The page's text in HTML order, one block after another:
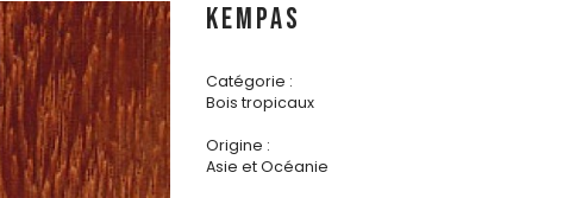
KEMPAS
Catégorie :
Bois tropicaux
Origine :
Asie et Océanie